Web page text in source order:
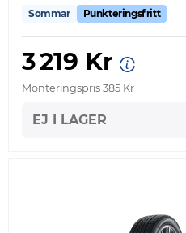
Sommar Punkteringsfritt
3 219 Kr
Monteringspris 385 Kr
EJ I LAGER